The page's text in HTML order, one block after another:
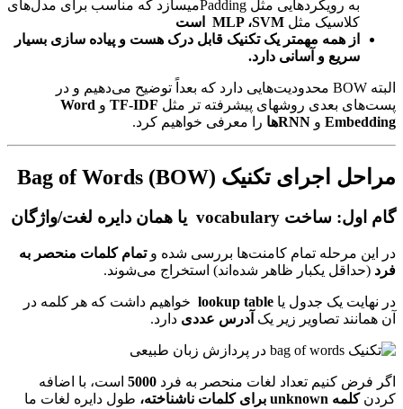
به رویکردهایی مثل Paddingمیسازد که مناسب برای مدل‌های
کلاسیک مثل
MLP ،SVM
است
از همه مهمتر یک تکنیک قابل درک هست و پیاده سازی بسیار
سریع و آسانی دارد.
البته BOW محدودیت‌هایی دارد که بعداً توضیح می‌دهیم و در
پست‌های بعدی روشهای پیشرفته‌ تر مثل TF-IDF و Word
Embedding و RNNها را معرفی خواهیم کرد.
مراحل اجرای تکنیک
گام اول: ساخت vocabulary یا همان دایره لغت/واژگان
در این مرحله تمام کامنت‌ها بررسی شده وتمام کلمات منحصر به
فرد (حداقل یکبار ظاهر شده‌اند) استخراج می‌شوند.
در نهایت یک جدول یا lookup table خواهیم داشت که هر کلمه در
آن همانند تصاویر زیر یک آدرس عددی دارد.
اگر فرض کنیم تعداد لغات منحصر به فرد 5000 است، با اضافه
کردن کلمه unknown برای کلمات ناشناخته، طول دایره لغات ما